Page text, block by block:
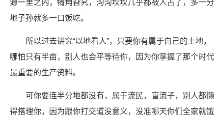
源一里之内，犄角旮旯，沟沟坎坎几乎都被人占了，多一分
地子孙就多一口饭吃。
所以过去讲究“以地看人”，只要你有属于自己的土地，
哪怕只有半亩，别人也会平等待你，因为你掌握了那个时代
最重要的生产资料。
可你要连半分地都没有，属于流民，盲流子，别人都懒
得搭理你，因为跟你打交道没意义，没准哪天你们全家就饿